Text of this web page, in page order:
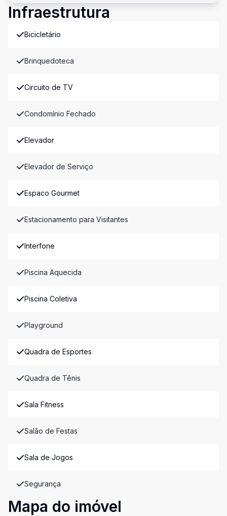
Infraestrutura
Bicicletário
Brinquedoteca
Circuito de TV
Condomínio Fechado
Elevador
Elevador de Serviço
Espaco Gourmet
Estacionamento para Visitantes
Interfone
Piscina Aquecida
Piscina Coletiva
Playground
Quadra de Esportes
Quadra de Tênis
Sala Fitness
Salão de Festas
Sala de Jogos
Segurança
Mapa do imóvel